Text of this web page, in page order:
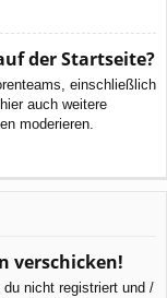
der Startseite?
einschließlich
auch weitere
moderieren.
verschicken!
du nicht registriert und /